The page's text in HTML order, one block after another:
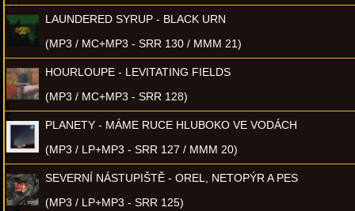
LAUNDERED SYRUP - BLACK URN
(MP3 / MC+MP3 - SRR 130 / MMM 21)
HOURLOUPE - LEVITATING FIELDS
(MP3 / MC+MP3 - SRR 128)
PLANETY - MÁME RUCE HLUBOKO VE VODÁCH
(MP3 / LP+MP3 - SRR 127 / MMM 20)
SEVERNÍ NÁSTUPIŠTĚ - OREL, NETOPÝR A PES
(MP3 / LP+MP3 - SRR 125)